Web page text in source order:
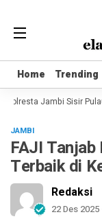
Home Trending
Home Trending
Jambi Sisir
JAMBI
FAJI
Terbaik di
Redaksi
22 Des 2025